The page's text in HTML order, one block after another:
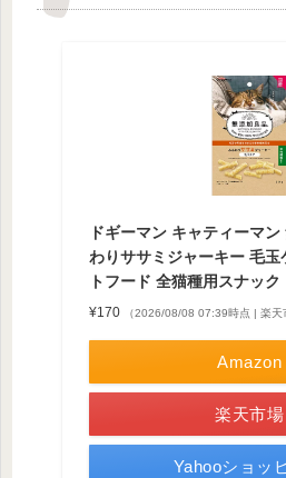
ドギーマン キャティーマ
わりササミジャーキー 毛
トフード 全猫種用スナック
¥170 （2026/08/08 07:39時点 | 楽天
Amazon
楽天市場
Yahooショッ